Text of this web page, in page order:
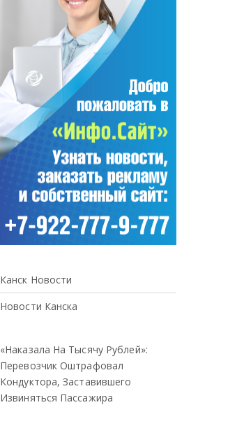
Канск Новости
Новости Канска
«Наказала На Тысячу Рублей»:
Перевозчик Оштрафовал
Кондуктора, Заставившего
Извиняться Пассажира